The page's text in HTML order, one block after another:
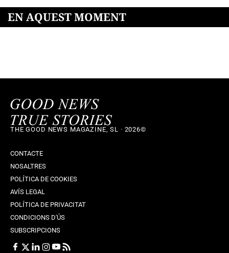
EN AQUEST MOMENT
THE GOOD NEWS MAGAZINE, SL · 2026©
CONTACTE
NOSALTRES
POLÍTICA DE COOKIES
AVÍS LEGAL
POLÍTICA DE PRIVACITAT
CONDICIONS D'ÚS
SUBSCRIPCIONS